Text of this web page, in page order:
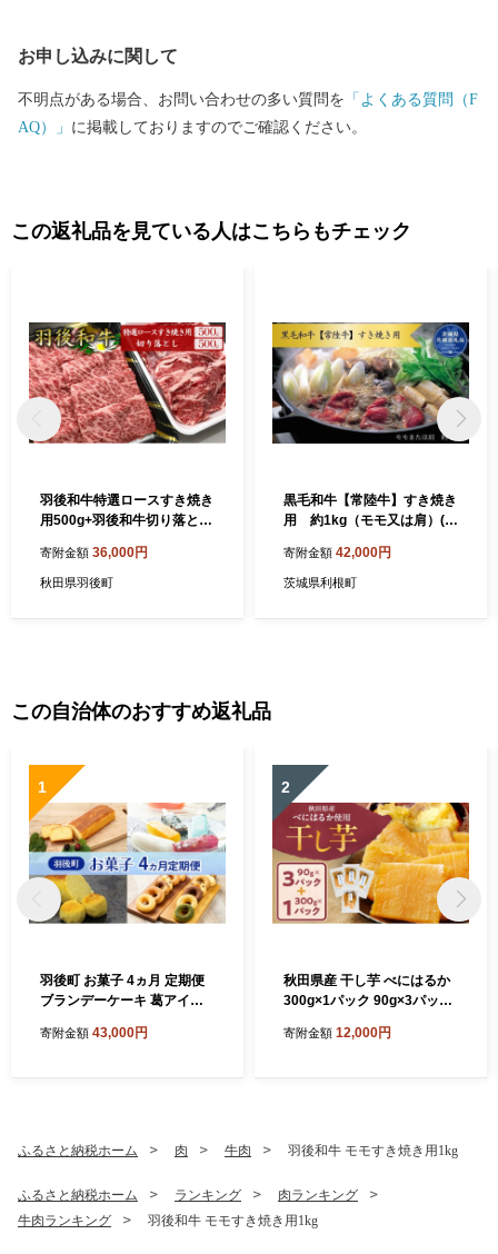
お申し込みに関して
不明点がある場合、お問い合わせの多い質問を 「よくある質問（F
AQ）」 に掲載しておりますのでご確認ください。
この返礼品を見ている人はこちらもチェック
羽後和牛特選ロースすき焼き
用500g+羽後和牛切り落とし
寄附金額 36,000円
秋田県羽後町
黒毛和牛【常陸牛】すき焼き
用 約1kg（モモ又は肩）(茨
寄附金額 42,000円
茨城県利根町
この自治体のおすすめ返礼品
1
羽後町 お菓子 4ヵ月 定期便
ブランデーケーキ 葛アイス
ーナツ 【 菓子 スイーツ ケー
寄附金額 43,000円
2
秋田県産 干し芋 べにはるか
300g×1パック 90g×3パック
お菓子 スイーツ 砂糖不使用
寄附金額 12,000円
ふるさと納税ホーム 肉 牛肉 羽後和牛 モモすき焼き用1kg
ふるさと納税ホーム ランキング
肉ランキング
牛肉ランキング
羽後和牛 モモすき焼き用1kg